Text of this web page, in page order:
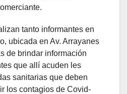
tanto informantes en
ubicada en Av. Arrayanes
de brindar información
que allí acuden les
sanitarias que deben
los contagios de Covid-